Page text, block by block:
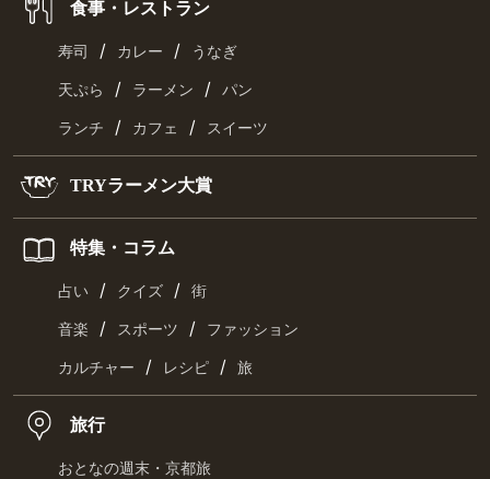
食事・レストラン
寿司 / カレー / うなぎ
天ぷら / ラーメン / パン
ランチ / カフェ / スイーツ
TRYラーメン大賞
特集・コラム
占い / クイズ / 街
音楽 / スポーツ / ファッション
カルチャー / レシピ / 旅
旅行
おとなの週末・京都旅